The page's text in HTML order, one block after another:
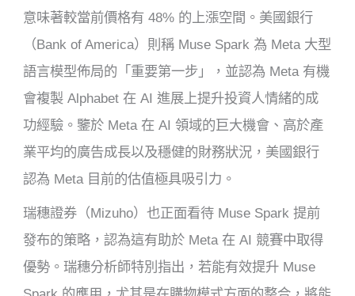
意味著較當前價格有 48% 的上漲空間。美國銀行
（Bank of America）則稱 Muse Spark 為 Meta 大型
語言模型佈局的「重要第一步」，並認為 Meta 有機
會複製 Alphabet 在 AI 進展上提升投資人情緒的成
功經驗。鑒於 Meta 在 AI 領域的巨大機會、高於產
業平均的廣告成長以及穩健的財務狀況，美國銀行
認為 Meta 目前的估值極具吸引力。
瑞穗證券（Mizuho）也正面看待 Muse Spark 提前
發布的策略，認為這有助於 Meta 在 AI 競賽中取得
優勢。瑞穗分析師特別指出，若能有效提升 Muse